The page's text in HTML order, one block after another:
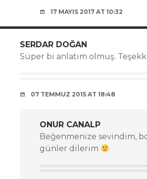
17 MAYIS 2017 AT 10:32
SERDAR DOĞAN
Süper bi anlatım olmuş.
07 TEMMUZ 2015 AT 18:48
ONUR CANALP
Beğenmenize sevindim,
günler dilerim